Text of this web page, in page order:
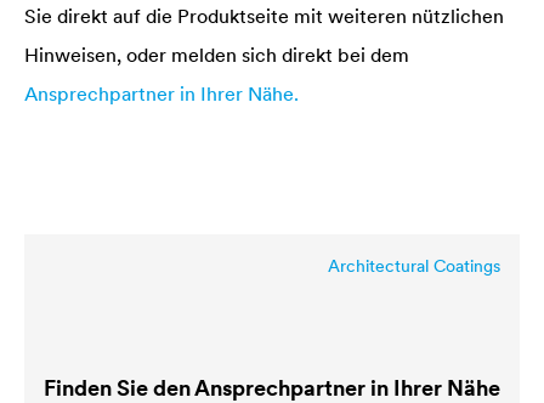
Sie direkt auf die Produktseite mit weiteren nützlichen
Hinweisen, oder melden sich direkt bei dem
Ansprechpartner in Ihrer Nähe.
Architectural Coatings
Finden Sie den Ansprechpartner in Ihrer Nähe